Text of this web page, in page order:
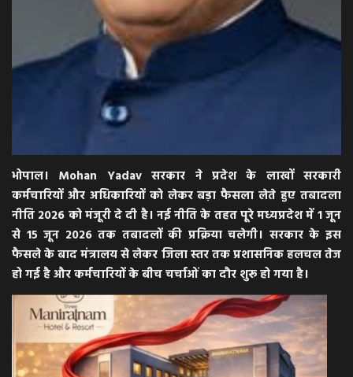
भोपाल। Mohan Yadav सरकार ने प्रदेश के लाखों सरकारी
कर्मचारियों और अधिकारियों को लेकर बड़ा फैसला लेते हुए तबादला
नीति 2026 को मंजूरी दे दी है। नई नीति के तहत पूरे मध्यप्रदेश में 1 जून
से 15 जून 2026 तक तबादलों की प्रक्रिया चलेगी। सरकार के इस
फैसले के बाद मंत्रालय से लेकर जिला स्तर तक प्रशासनिक हलचल तेज
हो गई है और कर्मचारियों के बीच चर्चाओं का दौर शुरू हो गया है।